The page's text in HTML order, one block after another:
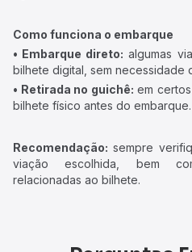
Como funciona o embarque
• Embarque direto: algumas
bilhete digital, sem necessidade
• Retirada no guichê: em
bilhete físico antes do embarque.
Recomendação: sempre
viação escolhida, bem
relacionadas ao bilhete.